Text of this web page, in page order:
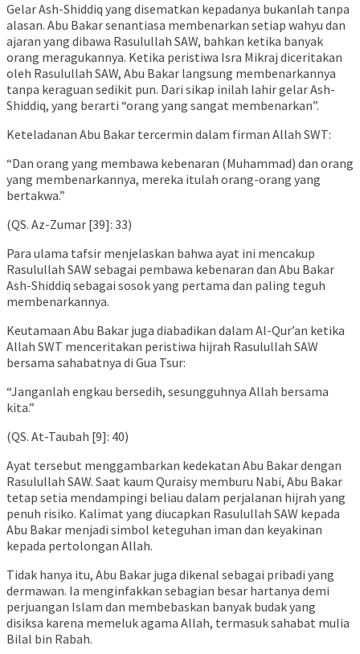
Gelar Ash-Shiddiq yang disematkan kepadanya bukanlah tanpa
alasan. Abu Bakar senantiasa membenarkan setiap wahyu dan
ajaran yang dibawa Rasulullah SAW, bahkan ketika banyak
orang meragukannya. Ketika peristiwa Isra Mikraj diceritakan
oleh Rasulullah SAW, Abu Bakar langsung membenarkannya
tanpa keraguan sedikit pun. Dari sikap inilah lahir gelar Ash-
Shiddiq, yang berarti “orang yang sangat membenarkan”.
Keteladanan Abu Bakar tercermin dalam firman Allah SWT:
“Dan orang yang membawa kebenaran (Muhammad) dan orang
yang membenarkannya, mereka itulah orang-orang yang
bertakwa.”
(QS. Az-Zumar [39]: 33)
Para ulama tafsir menjelaskan bahwa ayat ini mencakup
Rasulullah SAW sebagai pembawa kebenaran dan Abu Bakar
Ash-Shiddiq sebagai sosok yang pertama dan paling teguh
membenarkannya.
Keutamaan Abu Bakar juga diabadikan dalam Al-Qur’an ketika
Allah SWT menceritakan peristiwa hijrah Rasulullah SAW
bersama sahabatnya di Gua Tsur:
“Janganlah engkau bersedih, sesungguhnya Allah bersama
kita.”
(QS. At-Taubah [9]: 40)
Ayat tersebut menggambarkan kedekatan Abu Bakar dengan
Rasulullah SAW. Saat kaum Quraisy memburu Nabi, Abu Bakar
tetap setia mendampingi beliau dalam perjalanan hijrah yang
penuh risiko. Kalimat yang diucapkan Rasulullah SAW kepada
Abu Bakar menjadi simbol keteguhan iman dan keyakinan
kepada pertolongan Allah.
Tidak hanya itu, Abu Bakar juga dikenal sebagai pribadi yang
dermawan. Ia menginfakkan sebagian besar hartanya demi
perjuangan Islam dan membebaskan banyak budak yang
disiksa karena memeluk agama Allah, termasuk sahabat mulia
Bilal bin Rabah.